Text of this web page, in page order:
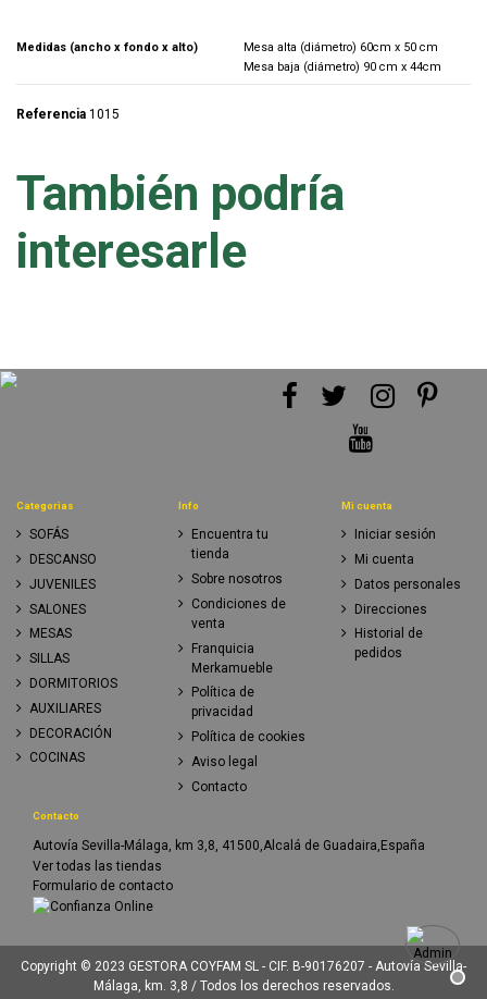
Medidas (ancho x fondo x alto)
Mesa alta (diámetro) 60cm x 50 cm
Mesa baja (diámetro) 90 cm x 44cm
Referencia 1015
También podría
interesarle
Categorias
SOFÁS
DESCANSO
JUVENILES
SALONES
MESAS
SILLAS
DORMITORIOS
AUXILIARES
DECORACIÓN
COCINAS
Info
Encuentra tu
tienda
Sobre nosotros
Condiciones de
venta
Franquicia
Merkamueble
Política de
privacidad
Política de cookies
Aviso legal
Contacto
Mi cuenta
Iniciar sesión
Mi cuenta
Datos personales
Direcciones
Historial de
pedidos
Contacto
Autovía Sevilla-Málaga, km 3,8, 41500,Alcalá de Guadaira,España
Ver todas las tiendas
Formulario de contacto
Copyright © 2023 GESTORA COYFAM SL - CIF. B-90176207 - Autovía Sevilla-
Málaga, km. 3,8 / Todos los derechos reservados.